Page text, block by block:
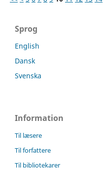
Sprog
English
Dansk
Svenska
Information
Til læsere
Til forfattere
Til bibliotekarer